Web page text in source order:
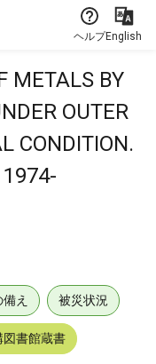
ヘルプEnglish
METALS BY
OUTER
CONDITION.
1974-
え 被災状況
図書館蔵書